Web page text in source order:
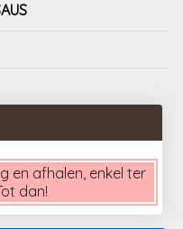
en afhalen, enkel ter
dan!